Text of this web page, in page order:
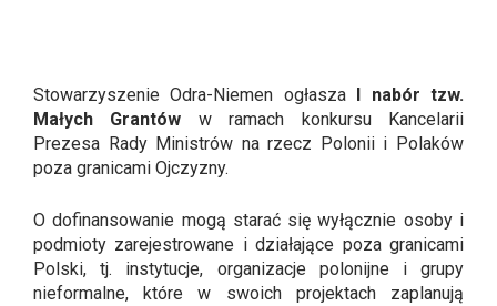
Stowarzyszenie Odra-Niemen ogłasza I nabór tzw.
Małych Grantów w ramach konkursu Kancelarii
Prezesa Rady Ministrów na rzecz Polonii i Polaków
poza granicami Ojczyzny.
O dofinansowanie mogą starać się wyłącznie osoby i
podmioty zarejestrowane i działające poza granicami
Polski, tj. instytucje, organizacje polonijne i grupy
nieformalne, które w swoich projektach zaplanują